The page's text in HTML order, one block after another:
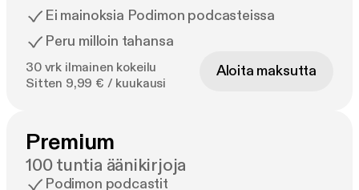
Ei mainoksia Podimon podcasteissa
Peru milloin tahansa
30 vrk ilmainen kokeilu
Sitten 9,99 € / kuukausi
Aloita maksutta
Premium
100 tuntia äänikirjoja
Podimon podcastit